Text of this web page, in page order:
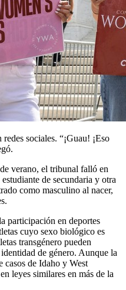
sociales. “¡Guau! ¡Eso
verano, el tribunal falló en
de secundaria y otra
como masculino al nacer,
participación en deportes
cuyo sexo biológico es
transgénero pueden
de género. Aunque la
casos de Idaho y West
leyes similares en más de la